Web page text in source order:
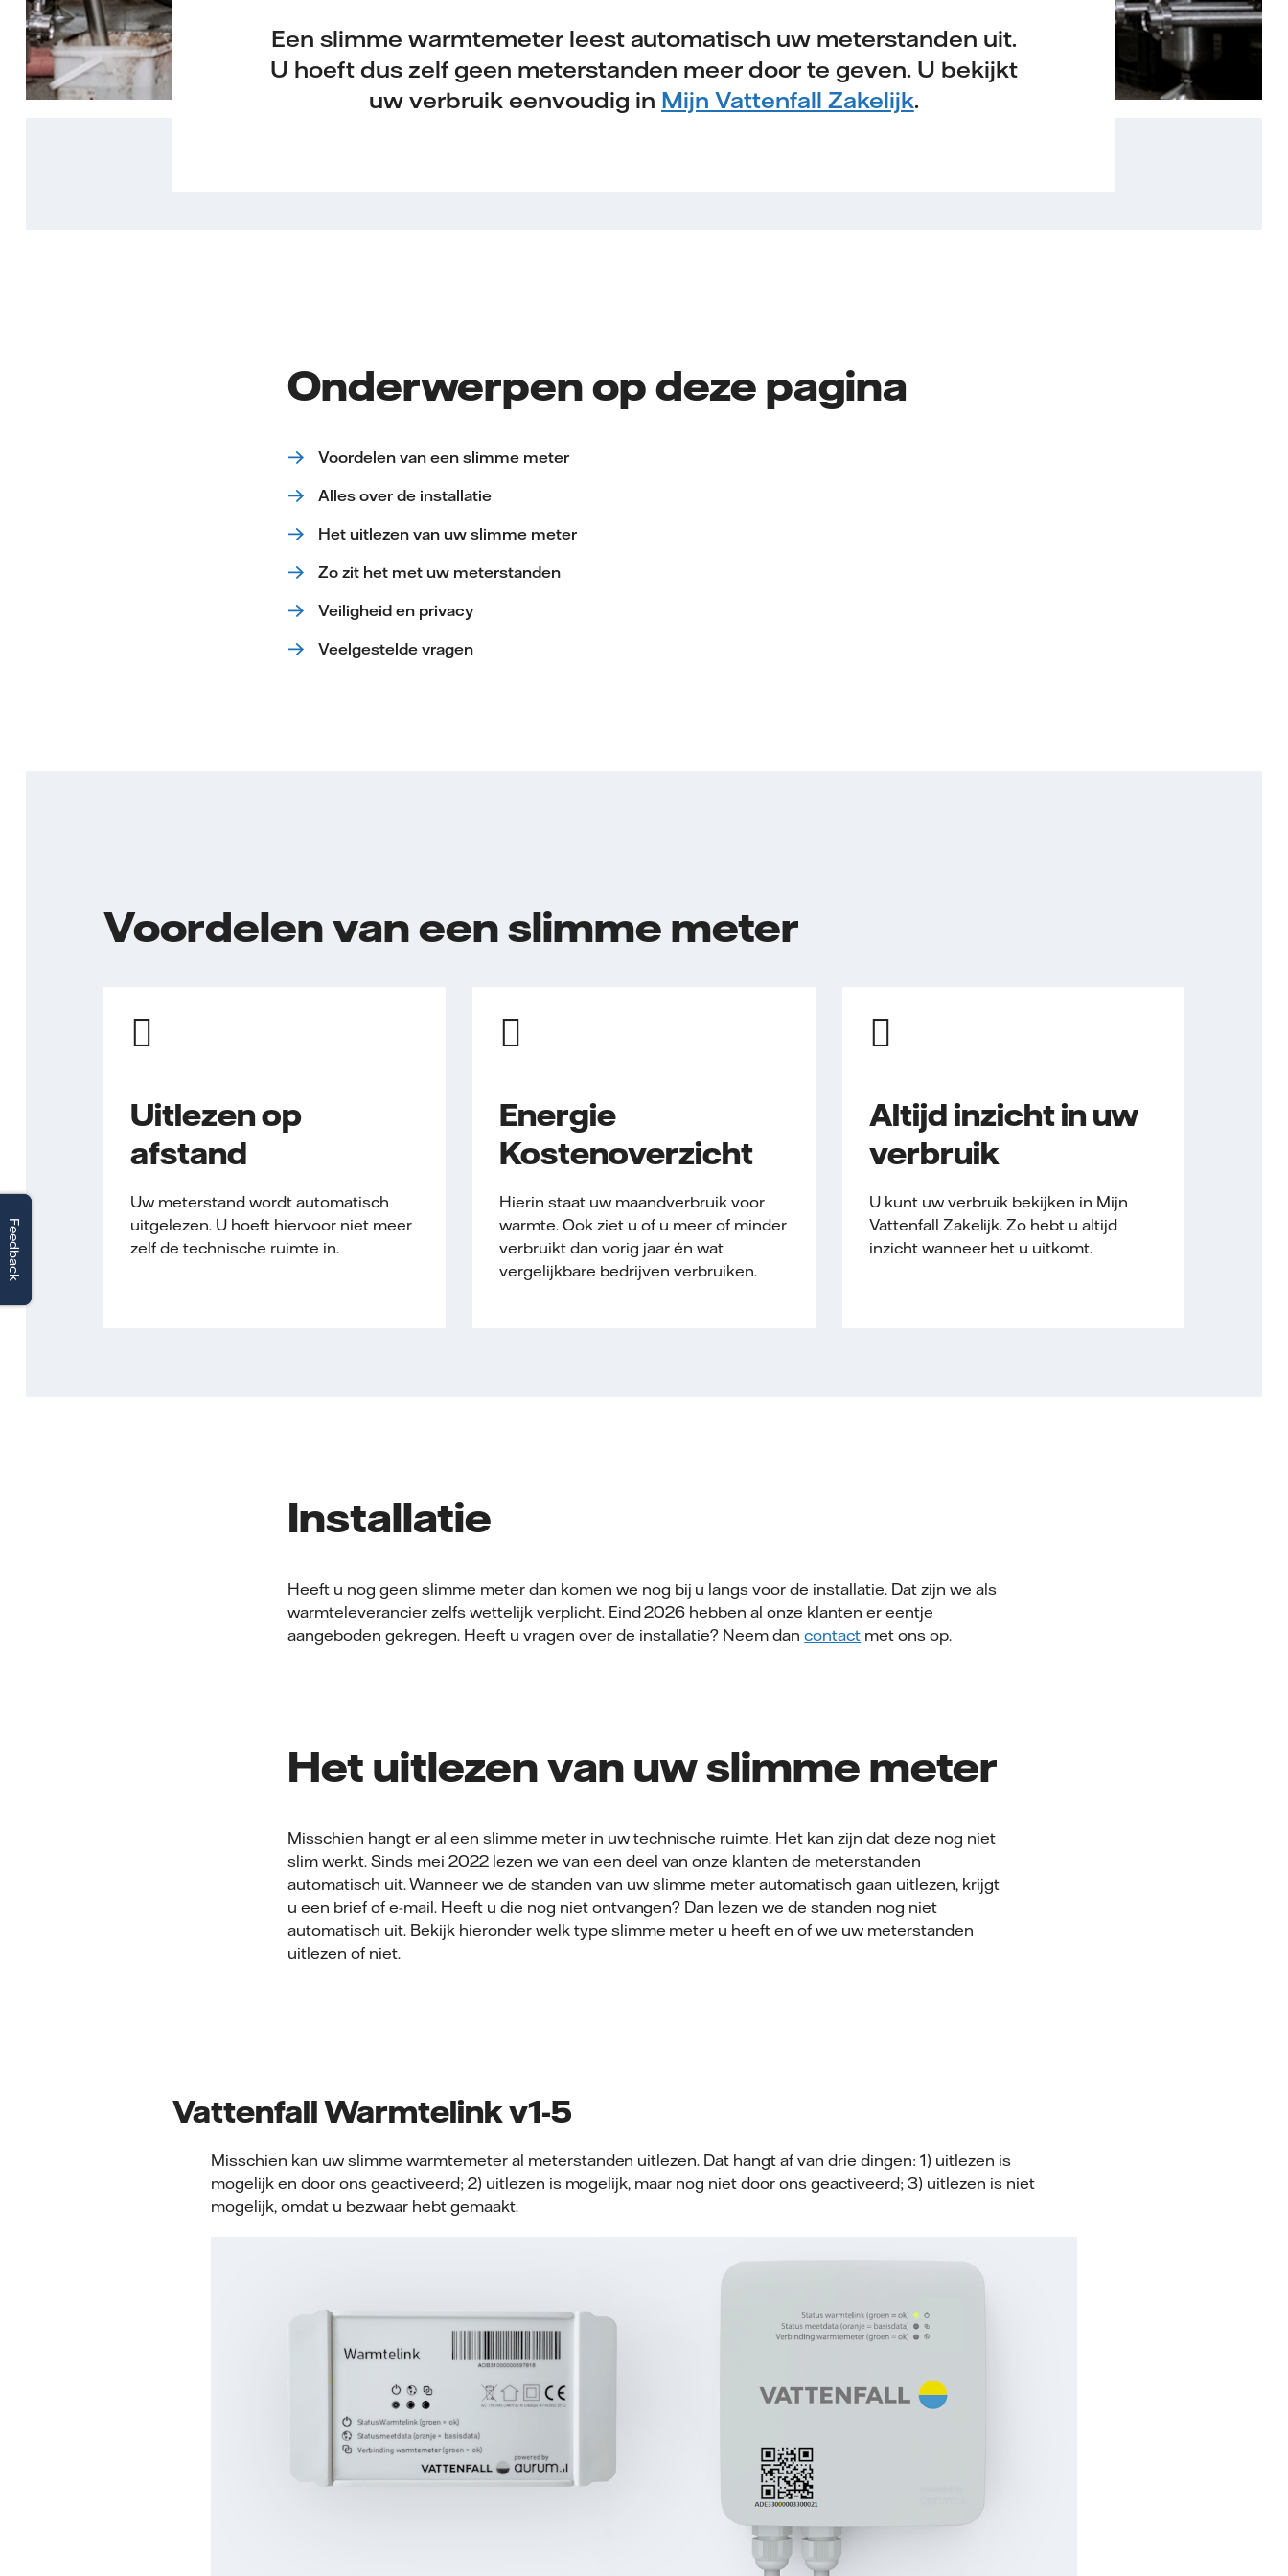
Een slimme warmtemeter leest automatisch uw meterstanden uit.
U hoeft dus zelf geen meterstanden meer door te geven. U bekijkt
uw verbruik eenvoudig in Mijn Vattenfall Zakelijk.
Onderwerpen op deze pagina
Voordelen van een slimme meter
Alles over de installatie
Het uitlezen van uw slimme meter
Zo zit het met uw meterstanden
Veiligheid en privacy
Veelgestelde vragen
Voordelen van een slimme meter
Uitlezen op
afstand
Uw meterstand wordt automatisch
uitgelezen. U hoeft hiervoor niet meer
zelf de technische ruimte in.
Energie
Kostenoverzicht
Hierin staat uw maandverbruik voor
warmte. Ook ziet u of u meer of minder
verbruikt dan vorig jaar én wat
vergelijkbare bedrijven verbruiken.
Altijd inzicht in uw
verbruik
U kunt uw verbruik bekijken in Mijn
Vattenfall Zakelijk. Zo hebt u altijd
inzicht wanneer het u uitkomt.
Installatie
Heeft u nog geen slimme meter dan komen we nog bij u langs voor de installatie. Dat zijn we als
warmteleverancier zelfs wettelijk verplicht. Eind 2026 hebben al onze klanten er eentje
aangeboden gekregen. Heeft u vragen over de installatie? Neem dancontact met ons op.
Het uitlezen van uw slimme meter
Misschien hangt er al een slimme meter in uw technische ruimte. Het kan zijn dat deze nog niet
slim werkt. Sinds mei 2022 lezen we van een deel van onze klanten de meterstanden
automatisch uit. Wanneer we de standen van uw slimme meter automatisch gaan uitlezen, krijgt
u een brief of e-mail. Heeft u die nog niet ontvangen? Dan lezen we de standen nog niet
automatisch uit. Bekijk hieronder welk type slimme meter u heeft en of we uw meterstanden
uitlezen of niet.
Vattenfall Warmtelink v1-5
Misschien kan uw slimme warmtemeter al meterstanden uitlezen. Dat hangt af van drie dingen: 1) uitlezen is
mogelijk en door ons geactiveerd; 2) uitlezen is mogelijk, maar nog niet door ons geactiveerd; 3) uitlezen is niet
mogelijk, omdat u bezwaar hebt gemaakt.
Feedback
Feedback